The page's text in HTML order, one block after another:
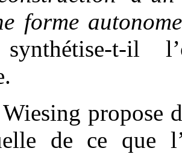
forme
t-il
propose
de ce que